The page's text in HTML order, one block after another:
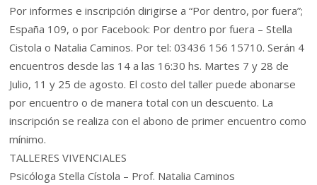
Por informes e inscripción dirigirse a “Por dentro, por fuera”;
España 109, o por Facebook: Por dentro por fuera – Stella
Cistola o Natalia Caminos. Por tel: 03436 156 15710. Serán 4
encuentros desde las 14 a las 16:30 hs. Martes 7 y 28 de
Julio, 11 y 25 de agosto. El costo del taller puede abonarse
por encuentro o de manera total con un descuento. La
inscripción se realiza con el abono de primer encuentro como
mínimo.
TALLERES VIVENCIALES
Psicóloga Stella Cístola – Prof. Natalia Caminos